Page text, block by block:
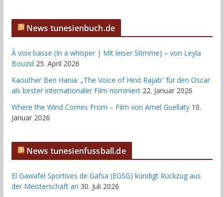
News tunesienbuch.de
À voix basse (In a whisper | Mit leiser Stimme) – von Leyla
Bouzid 25. April 2026
Kaouther Ben Hania: „The Voice of Hind Rajab“ für den Oscar
als bester internationaler Film nominiert 22. Januar 2026
Where the Wind Comes From – Film von Amel Guellaty 10.
Januar 2026
News tunesienfussball.de
El Gawafel Sportives de Gafsa (EGSG) kündigt Rückzug aus
der Meisterschaft an 30. Juli 2026